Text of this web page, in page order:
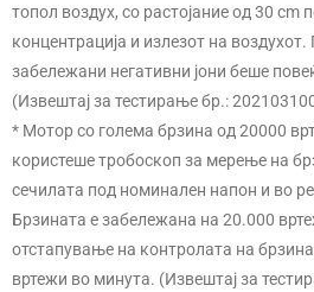
топол воздух, со растојание од 30 cm
концентрација и излезот на воздухот.
забележани негативни јони беше
(Извештај за тестирање бр.:
* Мотор со голема брзина од 20000
користеше тробоскоп за мерење на
сечилата под номинален напон и во
Брзината е забележана на 20.000
отстапување на контролата на
вртежи во минута. (Извештај за